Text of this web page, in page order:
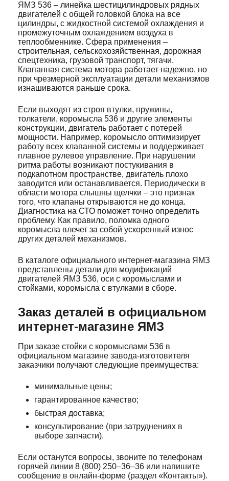
ЯМЗ 536 – линейка шестицилиндровых рядных
двигателей с общей головкой блока на все
цилиндры, с жидкостной системой охлаждения и
промежуточным охлаждением воздуха в
теплообменнике. Сфера применения –
строительная, сельскохозяйственная, дорожная
спецтехника, грузовой транспорт, тягачи.
Клапанная система мотора работает надежно, но
при чрезмерной эксплуатации детали механизмов
изнашиваются раньше срока.
Если выходят из строя втулки, пружины,
толкатели, коромысла 536 и другие элементы
конструкции, двигатель работает с потерей
мощности. Например, коромысло оптимизирует
работу всех клапанной системы и поддерживает
плавное рулевое управление. При нарушении
ритма работы возникают постукивания в
подкапотном пространстве, двигатель плохо
заводится или останавливается. Периодически в
области мотора слышны щелчки – это признак
того, что клапаны открываются не до конца.
Диагностика на СТО поможет точно определить
проблему. Как правило, поломка одного
коромысла влечет за собой ускоренный износ
других деталей механизмов.
В каталоге официального интернет-магазина ЯМЗ
представлены детали для модификаций
двигателей ЯМЗ 536, оси с коромыслами и
стойками, коромысла с втулками в сборе.
Заказ деталей в официальном
интернет-магазине ЯМЗ
При заказе стойки с коромыслами 536 в
официальном магазине завода-изготовителя
заказчики получают следующие преимущества:
минимальные цены;
гарантированное качество;
быстрая доставка;
консультирование (при затруднениях в
выборе запчасти).
Если останутся вопросы, звоните по телефонам
горячей линии 8 (800) 250–36–36 или напишите
сообщение в онлайн-форме (раздел «Контакты»).